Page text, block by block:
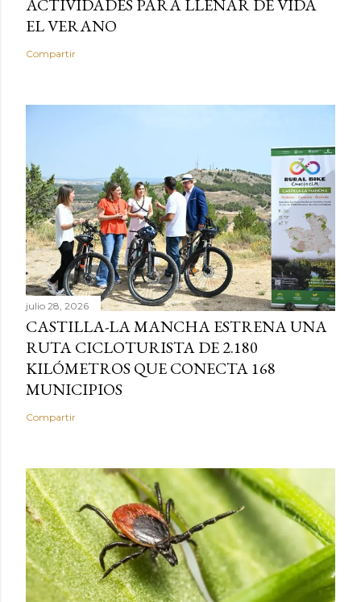
ACTIVIDADES PARA LLENAR DE VIDA
EL VERANO
Compartir
julio 28, 2026
CASTILLA-LA MANCHA ESTRENA UNA
RUTA CICLOTURISTA DE 2.180
KILÓMETROS QUE CONECTA 168
MUNICIPIOS
Compartir